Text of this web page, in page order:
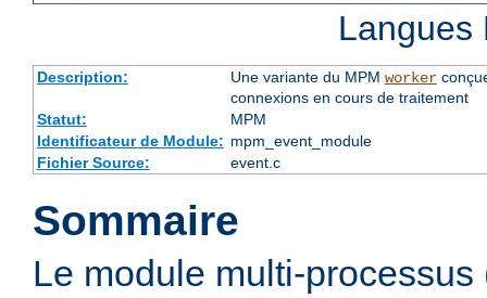
Description: Une variante du MPM worker
connexions en cours de traitement
Statut:
MPM
Identificateur de Module: mpm_event_module
Fichier Source:
event.c
Sommaire
Le module multi-